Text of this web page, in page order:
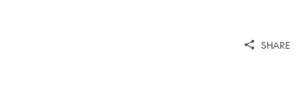
SHARE